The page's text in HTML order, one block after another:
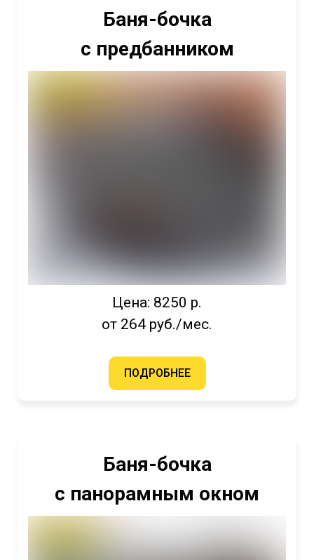
Баня-бочка
с предбанником
Цена: 8250 р.
от 264 руб./мес.
ПОДРОБНЕЕ
Баня-бочка
с панорамным окном